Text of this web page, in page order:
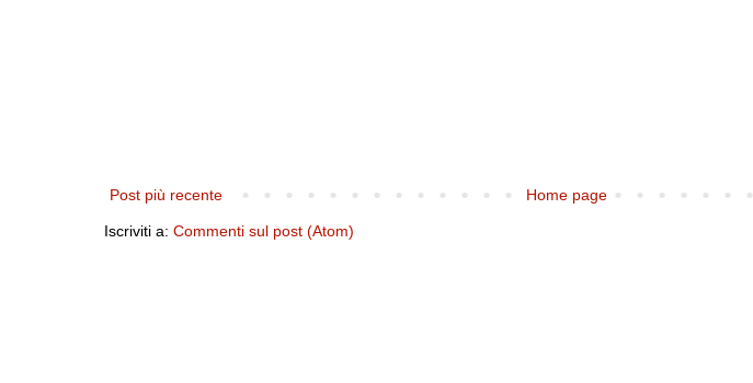
Post più recente Home page
Iscriviti a: Commenti sul post (Atom)